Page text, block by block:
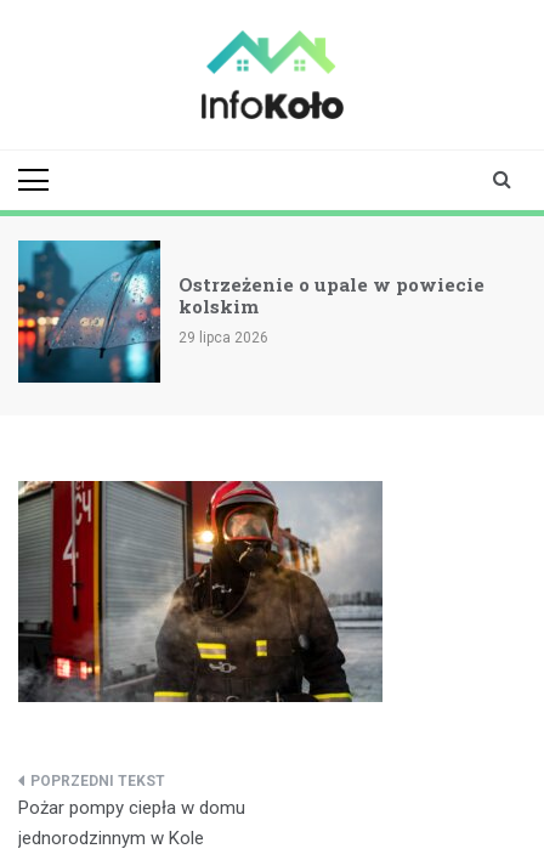
Ostrzeżenie o upale w powiecie
kolskim
29 lipca 2026
Nawigacja
wpisu
Pożar pompy ciepła w domu
jednorodzinnym w Kole